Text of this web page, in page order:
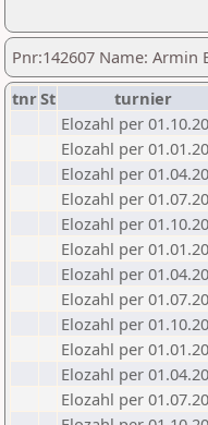
Pnr:142607 Name: Armin
tnrSt turnier
Elozahl per
Elozahl per
Elozahl per
Elozahl per
Elozahl per
Elozahl per
Elozahl per
Elozahl per
Elozahl per
Elozahl per
Elozahl per
Elozahl per